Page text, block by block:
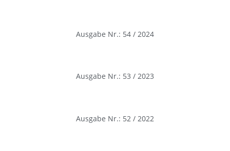
Ausgabe Nr.: 54 / 2024
Ausgabe Nr.: 53 / 2023
Ausgabe Nr.: 52 / 2022